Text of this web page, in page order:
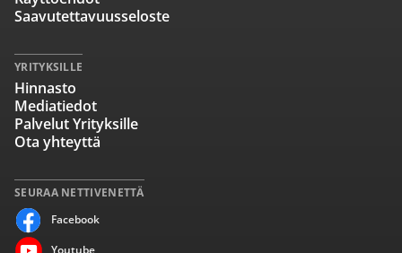
SEURAA NETTIVENETTÄ
Facebook
Youtube
Saavutettavuusseloste
YRITYKSILLE
Hinnasto
Mediatiedot
Palvelut Yrityksille
Ota yhteyttä